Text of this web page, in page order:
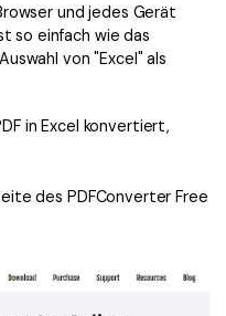
und jedes Gerät
so einfach wie das
von "Excel" als
in Excel konvertiert,
des PDFConverter Free